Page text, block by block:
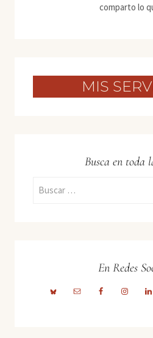
comparto lo
MIS
Busca en toda
Buscar:
En Redes